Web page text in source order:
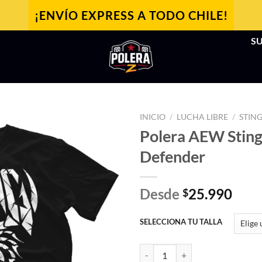
¡ENVÍO EXPRESS A TODO CHILE!
INICIO / LUCHA LIBRE /
Polera AEW
Defender
Desde $25.990
SELECCIONA TU TALLA